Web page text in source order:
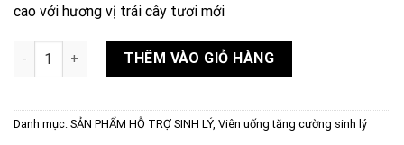
cao với hương vị trái cây tươi mới
Thuốc uống cường dương Kamagra Oral Jelly, hộp 7 gói số
THÊM VÀO GIỎ HÀNG
Danh mục: SẢN PHẨM HỖ TRỢ SINH LÝ, Viên uống tăng cường sinh lý